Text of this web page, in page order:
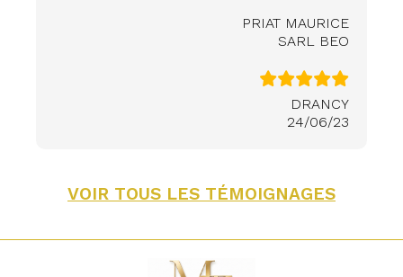
PRIAT MAURICE
SARL BEO
DRANCY
24/06/23
VOIR TOUS LES TÉMOIGNAGES